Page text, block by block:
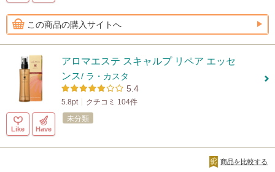
この商品の購入サイトへ
アロマエステ スキャルプ リペア エッセ
ンス/ ラ・カスタ
5.4
5.8pt クチコミ 104件
Like Have
未分類
商品を比較する